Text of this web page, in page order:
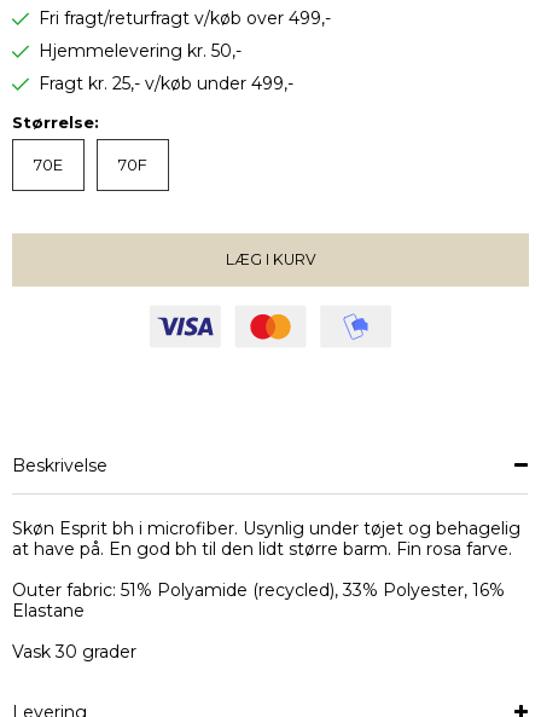
Fri fragt/returfragt v/køb over 499,-
Hjemmelevering kr. 50,-
Fragt kr. 25,- v/køb under 499,-
Størrelse:
70E 70F
LÆG I KURV
VÆLG STØRRELSE
Beskrivelse
Skøn Esprit bh i microfiber. Usynlig under tøjet og behagelig
at have på. En god bh til den lidt større barm. Fin rosa farve.
Outer fabric: 51% Polyamide (recycled), 33% Polyester, 16%
Elastane
Vask 30 grader
Levering